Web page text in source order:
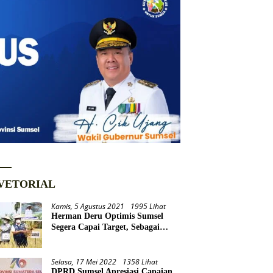
Kamis, 5 Agustus 2021 1995 Lihat
Herman Deru Optimis Sumsel
Segera Capai Target, Sebagai
Selasa, 17 Mei 2022 1358 Lihat